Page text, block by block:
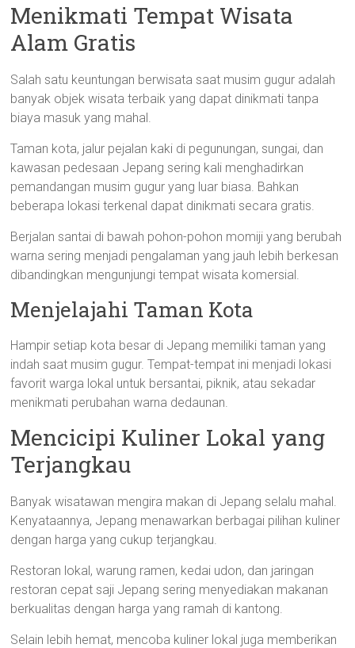
Menikmati Tempat Wisata
Alam Gratis
Salah satu keuntungan berwisata saat musim gugur adalah
banyak objek wisata terbaik yang dapat dinikmati tanpa
biaya masuk yang mahal.
Taman kota, jalur pejalan kaki di pegunungan, sungai, dan
kawasan pedesaan Jepang sering kali menghadirkan
pemandangan musim gugur yang luar biasa. Bahkan
beberapa lokasi terkenal dapat dinikmati secara gratis.
Berjalan santai di bawah pohon-pohon momiji yang berubah
warna sering menjadi pengalaman yang jauh lebih berkesan
dibandingkan mengunjungi tempat wisata komersial.
Menjelajahi Taman Kota
Hampir setiap kota besar di Jepang memiliki taman yang
indah saat musim gugur. Tempat-tempat ini menjadi lokasi
favorit warga lokal untuk bersantai, piknik, atau sekadar
menikmati perubahan warna dedaunan.
Mencicipi Kuliner Lokal yang
Terjangkau
Banyak wisatawan mengira makan di Jepang selalu mahal.
Kenyataannya, Jepang menawarkan berbagai pilihan kuliner
dengan harga yang cukup terjangkau.
Restoran lokal, warung ramen, kedai udon, dan jaringan
restoran cepat saji Jepang sering menyediakan makanan
berkualitas dengan harga yang ramah di kantong.
Selain lebih hemat, mencoba kuliner lokal juga memberikan